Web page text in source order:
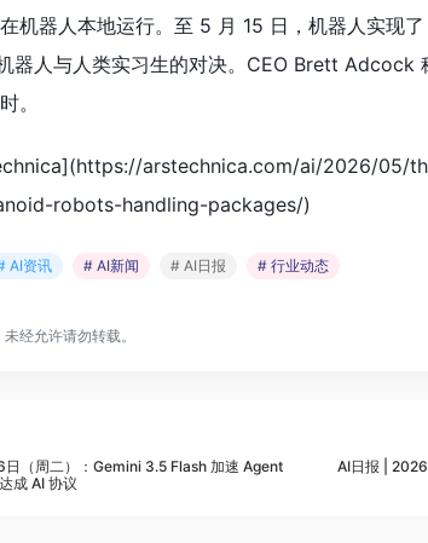
机器人本地运行。至 5 月 15 日，机器人实现
器人与人类实习生的对决。CEO Brett Adcock
。
arstechnica.com/ai/2026/05/
robots-handling-packages/)
AI资讯 # AI新闻 # AI日报 # 行业动态
经允许请勿转载。
（周二）：Gemini 3.5 Flash 加速 Agent
成 AI 协议
AI日报 |